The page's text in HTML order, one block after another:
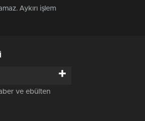
Aykırı işlem
+
ve ebülten